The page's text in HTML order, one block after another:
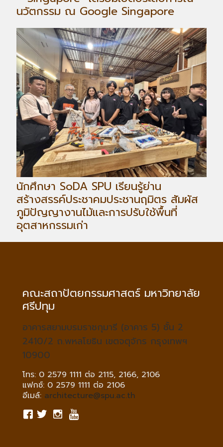
นวัตกรรม ณ Google Singapore
นักศึกษา SoDA SPU เรียนรู้ย่าน
สร้างสรรค์ประชาคมประชานฤมิตร สัมผัส
ภูมิปัญญางานไม้และการปรับใช้พื้นที่
อุตสาหกรรมเก่า
คณะสถาปัตยกรรมศาสตร์ มหาวิทยาลัย
ศรีปทุม
อาคารสยามบรมราชกุมารี (อาคาร 5) ชั้น 2
2410/2 ถ.พหลโยธิน เขตจตุจักร กรุงเทพฯ
10900
โทร: 0 2579 1111 ต่อ 2115, 2166, 2106
แฟกซ์: 0 2579 1111 ต่อ 2106
อีเมล์: architecture@spu.ac.th